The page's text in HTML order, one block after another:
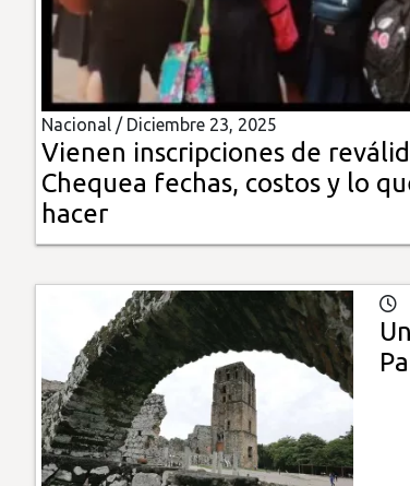
Mundo
Insólitas
Multimedia
Impreso
Nacional / Diciembre 23, 2025
Vienen inscripciones de
Chequea fechas, costos y lo
hacer